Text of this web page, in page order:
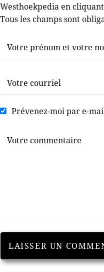
Westhoekpedia en cliquant
Tous les champs sont
Prévenez-moi par e-